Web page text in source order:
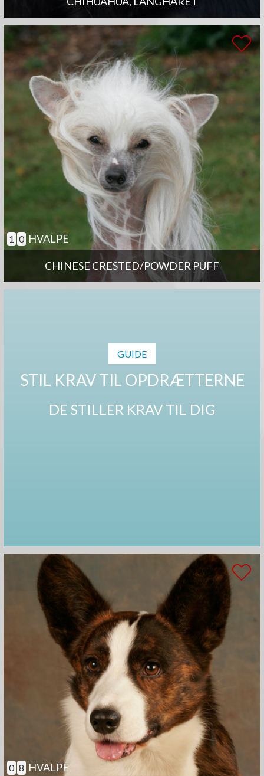
CHINESE CRESTED/POWDER PUFF
1 0 HVALPE
GUIDE
STIL KRAV TIL OPDRÆTTERNE
DE STILLER KRAV TIL DIG
0 8 HVALPE